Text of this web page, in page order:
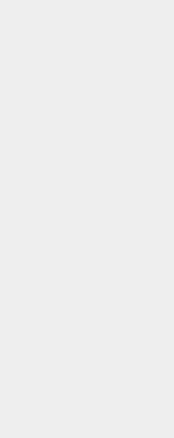
there's one
有神之中，有一尊神
更多錢!